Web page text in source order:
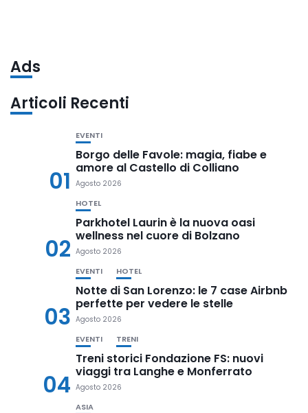
Ads
Articoli Recenti
01
EVENTI
Borgo delle Favole: magia, fiabe e
amore al Castello di Colliano
Agosto 2026
02
HOTEL
Parkhotel Laurin è la nuova oasi
wellness nel cuore di Bolzano
Agosto 2026
03
EVENTI HOTEL
Notte di San Lorenzo: le 7 case Airbnb
perfette per vedere le stelle
Agosto 2026
04
EVENTI TRENI
Treni storici Fondazione FS: nuovi
viaggi tra Langhe e Monferrato
Agosto 2026
ASIA